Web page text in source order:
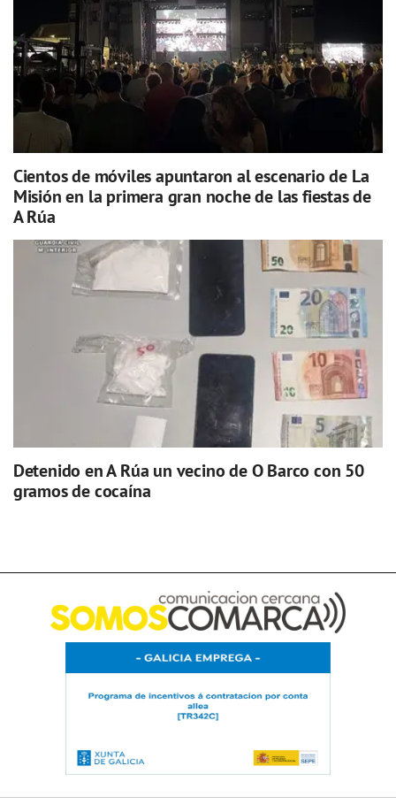
Cientos de móviles apuntaron al escenario de La
Misión en la primera gran noche de las fiestas de
A Rúa
Detenido en A Rúa un vecino de O Barco con 50
gramos de cocaína